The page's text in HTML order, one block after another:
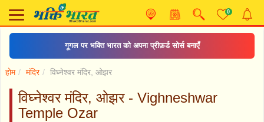
0
गूगल पर भक्ति भारत को अपना प्रीफ़र्ड सोर्स बनाएँ
होम मंदिर विघ्नेश्वर मंदिर, ओझर
विघ्नेश्वर मंदिर, ओझर - Vighneshwar
Temple Ozar